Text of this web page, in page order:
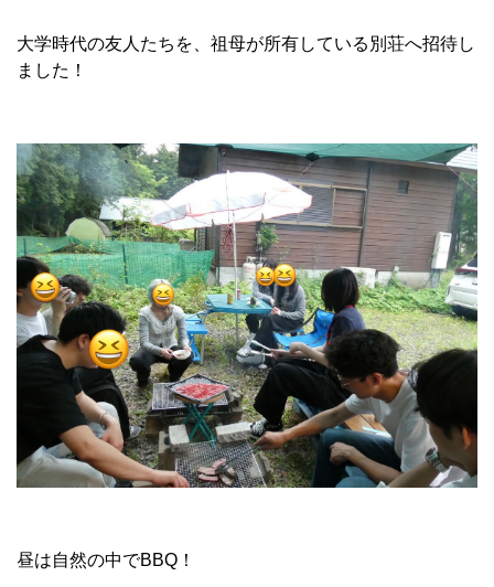
大学時代の友人たちを、祖母が所有している別荘へ招待し
ました！
昼は自然の中でBBQ！